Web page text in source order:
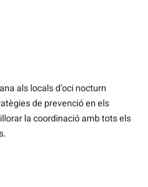
als locals d’oci nocturn
de prevenció en els
la coordinació amb tots els